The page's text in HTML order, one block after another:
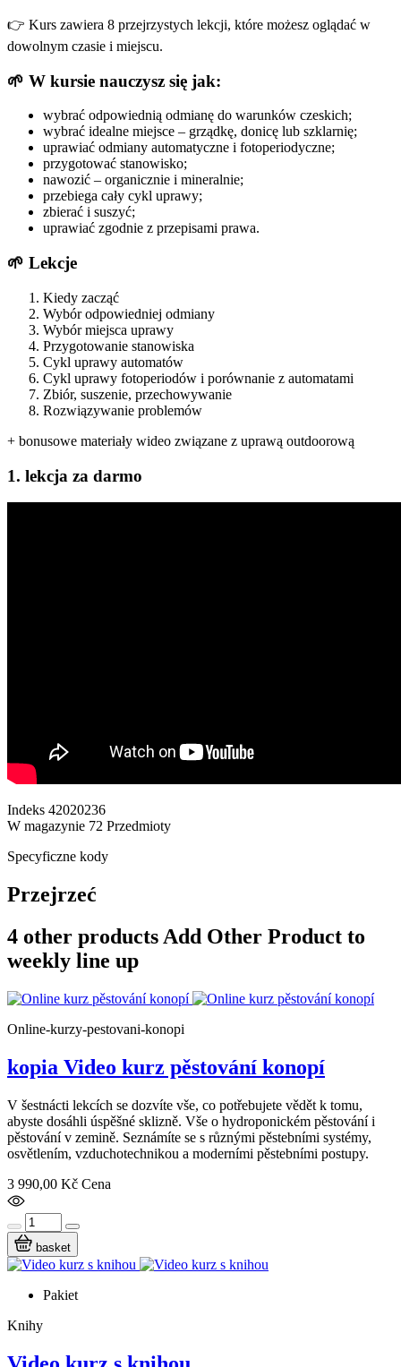
👉 Kurs zawiera 8 przejrzystych lekcji, które możesz oglądać w
dowolnym czasie i miejscu.
🌱 W kursie nauczysz się jak:
wybrać odpowiednią odmianę do warunków czeskich;
wybrać idealne miejsce – grządkę, donicę lub szklarnię;
uprawiać odmiany automatyczne i fotoperiodyczne;
przygotować stanowisko;
nawozić – organicznie i mineralnie;
przebiega cały cykl uprawy;
zbierać i suszyć;
uprawiać zgodnie z przepisami prawa.
🌱 Lekcje
Kiedy zacząć
Wybór odpowiedniej odmiany
Wybór miejsca uprawy
Przygotowanie stanowiska
Cykl uprawy automatów
Cykl uprawy fotoperiodów i porównanie z automatami
Zbiór, suszenie, przechowywanie
Rozwiązywanie problemów
+ bonusowe materiały wideo związane z uprawą outdoorową
1. lekcja za darmo
Indeks 42020236
W magazynie 72 Przedmioty
Specyficzne kody
Przejrzeć
4 other products Add Other Product to
weekly line up
Online-kurzy-pestovani-konopi
kopia Video kurz pěstování konopí
V šestnácti lekcích se dozvíte vše, co potřebujete vědět k tomu,
abyste dosáhli úspěšné sklizně. Vše o hydroponickém pěstování i
pěstování v zemině. Seznámíte se s různými pěstebními systémy,
osvětlením, vzduchotechnikou a moderními pěstebními postupy.
3 990,00 Kč Cena
basket
Pakiet
Knihy